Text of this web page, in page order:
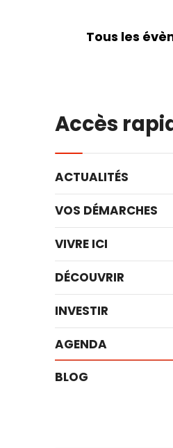
Tous les
Accès
ACTUALITÉS
VOS DÉMARCHES
VIVRE ICI
DÉCOUVRIR
INVESTIR
AGENDA
BLOG